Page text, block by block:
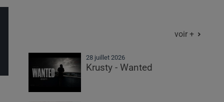
voir +
28 juillet 2026
Krusty - Wanted